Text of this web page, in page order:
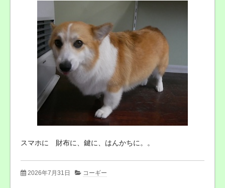
スマホに 財布に、鍵に、はんかちに。。
2026年7月31日 コーギー